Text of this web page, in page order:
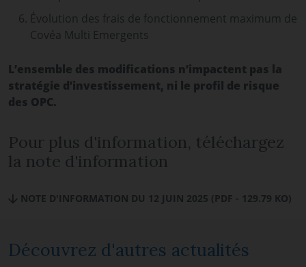
Évolution des frais de fonctionnement maximum de
Covéa Multi Emergents
L’ensemble des modifications n’impactent pas la
stratégie d’investissement, ni le profil de risque
des OPC.
Pour plus d'information, téléchargez
la note d'information
NOTE D'INFORMATION DU 12 JUIN 2025 (PDF - 129.79 KO)
Découvrez d'autres actualités